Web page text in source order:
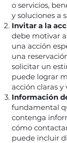
o servicios,
y soluciones a
Invitar a la
debe motivar
una acción
una
solicitar un
puede lograr
acción claras y
Información
fundamental
contenga
cómo
puede incluir